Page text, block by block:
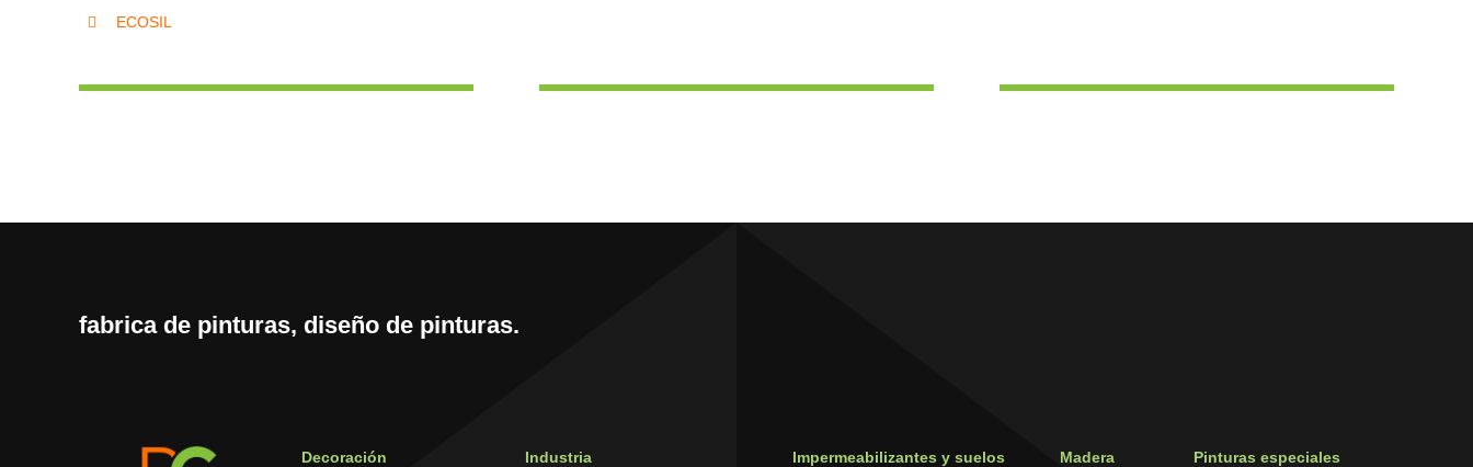
ECOSIL
fabrica de pinturas, diseño de pinturas.
Decoración Industria Impermeabilizantes y suelos Madera Pinturas especiales